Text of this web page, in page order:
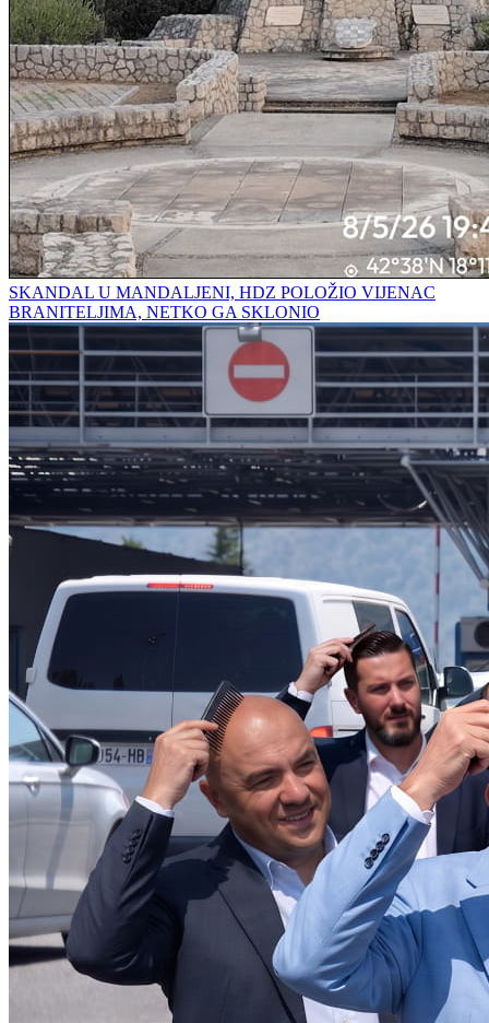
SKANDAL U MANDALJENI, HDZ POLOŽIO VIJENAC
BRANITELJIMA, NETKO GA SKLONIO